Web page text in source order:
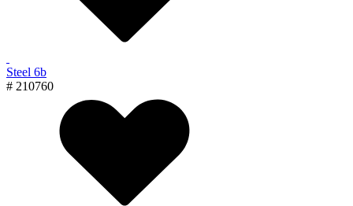
Steel 6b
# 210760